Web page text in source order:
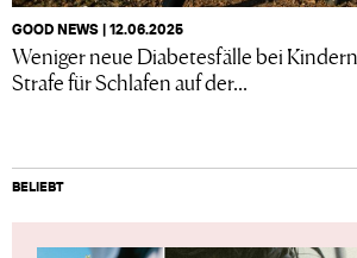
GOOD NEWS | 12.06.2025
Weniger neue Diabetesfälle bei
Strafe für Schlafen auf der...
BELIEBT